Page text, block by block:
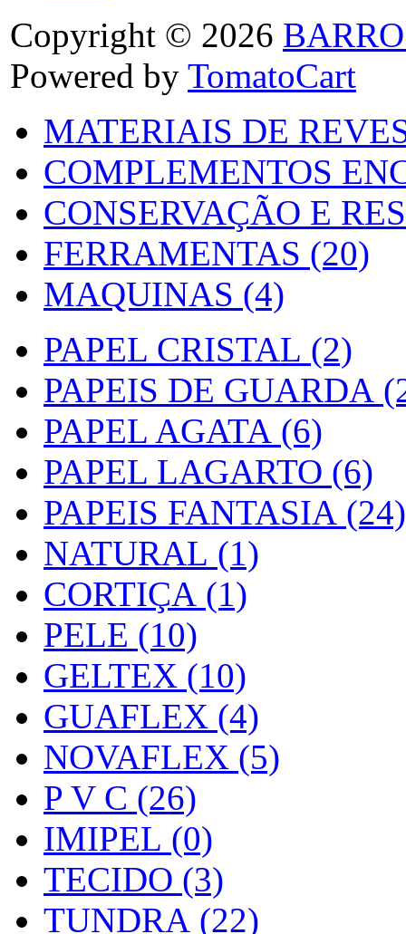
Copyright © 2026
Powered by TomatoCart
MATERIAIS DE
COMPLEMENTOS
CONSERVAÇÃO E
FERRAMENTAS (20)
MAQUINAS (4)
PAPEL CRISTAL (2)
PAPEIS DE GUARDA
PAPEL AGATA (6)
PAPEL LAGARTO (6)
PAPEIS FANTASIA (24)
NATURAL (1)
CORTIÇA (1)
PELE (10)
GELTEX (10)
GUAFLEX (4)
NOVAFLEX (5)
P V C (26)
IMIPEL (0)
TECIDO (3)
TUNDRA (22)